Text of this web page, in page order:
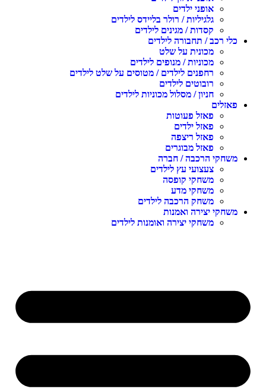
אופני ילדים
גלגיליות / רולר בליידס לילדים
קסדות / מגינים לילדים
כלי רכב / תחבורה לילדים
מכונית על שלט
מכוניות / מנופים לילדים
רחפנים לילדים / מטוסים על שלט לילדים
רובוטים לילדים
חניון / מסלול מכוניות לילדים
פאזלים
פאזל פעוטות
פאזל ילדים
פאזל ריצפה
פאזל מבוגרים
משחקי הרכבה / חברה
צעצועי עץ לילדים
משחקי קופסה
משחקי מדע
משחק הרכבה לילדים
משחקי יצירה ואמנות
משחקי יצירה ואומנות לילדים